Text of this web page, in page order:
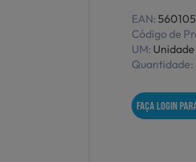
EAN:
Código de
UM: Unidade
Quantidade:
FAÇA LOGIN